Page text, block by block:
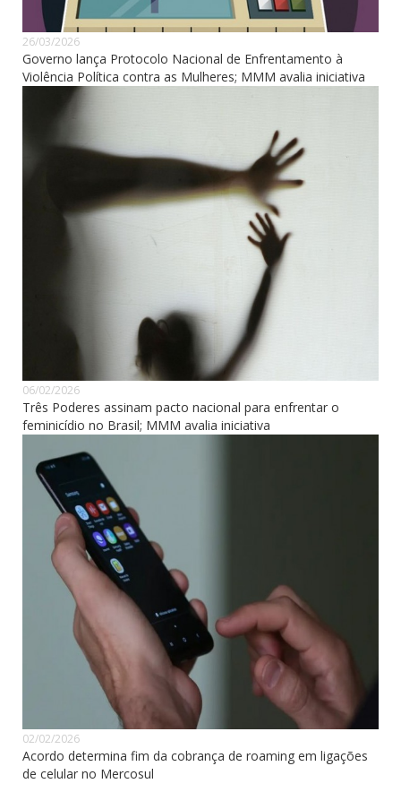
26/03/2026
Governo lança Protocolo Nacional de Enfrentamento à
Violência Política contra as Mulheres; MMM avalia iniciativa
06/02/2026
Três Poderes assinam pacto nacional para enfrentar o
feminicídio no Brasil; MMM avalia iniciativa
02/02/2026
Acordo determina fim da cobrança de roaming em ligações
de celular no Mercosul